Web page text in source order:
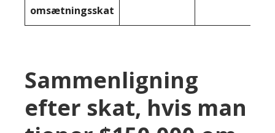
omsætningsskat
Sammenligning
efter skat, hvis man